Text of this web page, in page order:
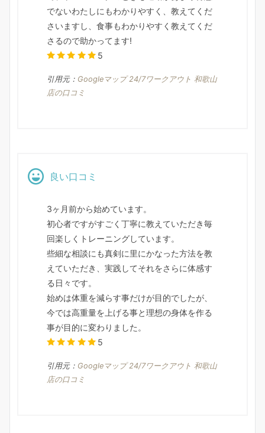
でないわたしにもわかりやすく、教えてくだ
さいますし、食事もわかりやすく教えてくだ
さるので助かってます!
5
引用元： Googleマップ 24/7ワークアウト 和歌山
店の口コミ
良い口コミ
3ヶ月前から始めています。
初心者ですがすごく丁寧に教えていただき毎
回楽しくトレーニングしています。
些細な相談にも真剣に里にかなった方法を教
えていただき、実践してそれをさらに体感す
る日々です。
始めは体重を減らす事だけが目的でしたが、
今では高重量を上げる事と理想の身体を作る
事が目的に変わりました。
5
引用元： Googleマップ 24/7ワークアウト 和歌山
店の口コミ